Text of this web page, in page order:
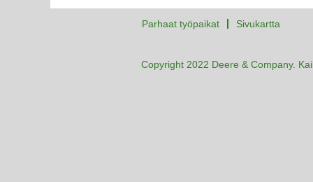
Parhaat työpaikat Sivukartta
Copyright 2022 Deere & Company.